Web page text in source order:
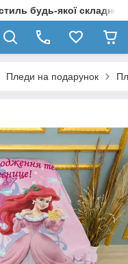
будь-якої
Пледи на подарунок